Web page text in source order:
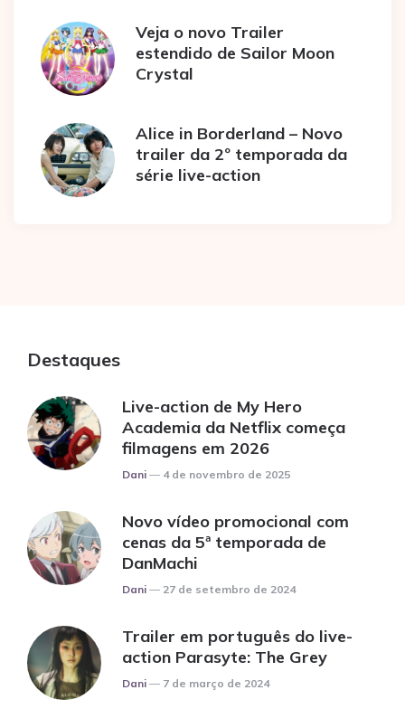
Veja o novo Trailer
estendido de Sailor Moon
Crystal
Alice in Borderland – Novo
trailer da 2º temporada da
série live-action
Destaques
Live-action de My Hero
Academia da Netflix começa
filmagens em 2026
Posted
Dani 4 de novembro de 2025
Novo vídeo promocional com
cenas da 5ª temporada de
DanMachi
Posted
Dani 27 de setembro de 2024
Trailer em português do live-
action Parasyte: The Grey
Posted
Dani 7 de março de 2024